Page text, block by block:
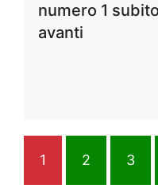
numero 1
avanti
1 2 3